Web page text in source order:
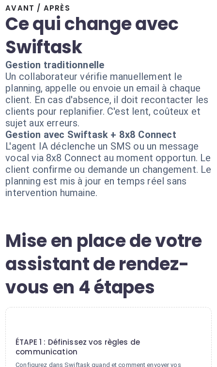
AVANT / APRÈS
Ce qui change avec
Swiftask
Gestion traditionnelle
Un collaborateur vérifie manuellement le
planning, appelle ou envoie un email à chaque
client. En cas d'absence, il doit recontacter les
clients pour replanifier. C'est lent, coûteux et
sujet aux erreurs.
Gestion avec Swiftask + 8x8 Connect
L'agent IA déclenche un SMS ou un message
vocal via 8x8 Connect au moment opportun. Le
client confirme ou demande un changement. Le
planning est mis à jour en temps réel sans
intervention humaine.
Mise en place de votre
assistant de rendez-
vous en 4 étapes
ÉTAPE 1 : Définissez vos règles de
communication
Configurez dans Swiftask quand et comment envoyer vos